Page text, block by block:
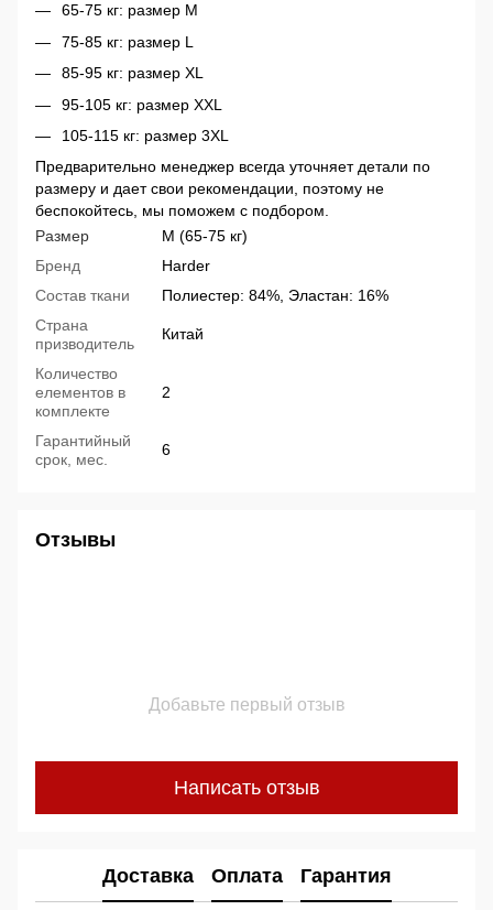
65-75 кг: размер М
75-85 кг: размер L
85-95 кг: размер XL
95-105 кг: размер XXL
105-115 кг: размер 3XL
Предварительно менеджер всегда уточняет детали по
размеру и дает свои рекомендации, поэтому не
беспокойтесь, мы поможем с подбором.
Размер
M (65-75 кг)
Бренд
Harder
Состав ткани
Полиестер: 84%, Эластан: 16%
Страна
призводитель
Китай
Количество
елементов в
комплекте
2
Гарантийный
срок, мес.
6
Отзывы
Добавьте первый отзыв
Написать отзыв
Доставка Оплата Гарантия